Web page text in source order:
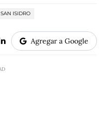
SAN ISIDRO
Agregar a Google